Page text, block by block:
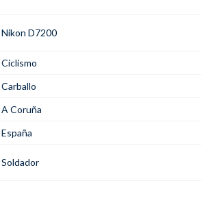
Nikon D7200
Ciclismo
Carballo
A Coruña
España
Soldador